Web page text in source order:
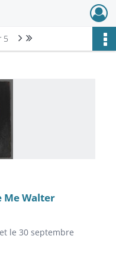
- Colmar
5 Page suivante : 1/5
Walter
le 30 septembre